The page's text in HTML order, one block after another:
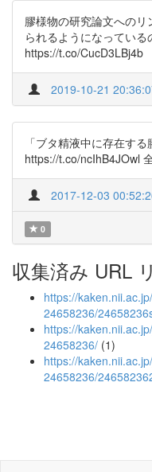
膠様物の研究論文への
られるようになっている
https://t.co/CucD3LBj4b
2019-10-21
「ブタ精液中に存在す
https://t.co/ncIhB4JOwl
2017-12-03
0
収集済み URL
https://
24658236/
https://
24658236/ (1)
https://
24658236/